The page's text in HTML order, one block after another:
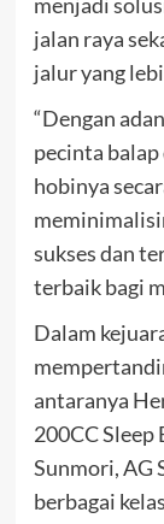
jalan raya
jalur yang
“Dengan
pecinta
hobinya
sukses dan
terbaik bagi
Dalam
antaranya
200CC Sleep
Sunmori, AG
berbagai